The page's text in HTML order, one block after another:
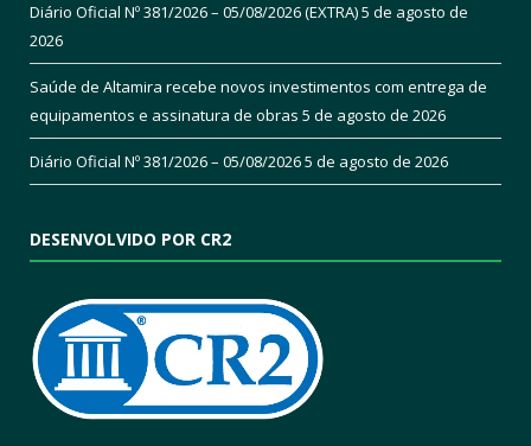
Diário Oficial Nº 381/2026 – 05/08/2026 (EXTRA)5 de agosto de
2026
Saúde de Altamira recebe novos investimentos com entrega de
equipamentos e assinatura de obras 5 de agosto de 2026
Diário Oficial Nº 381/2026 – 05/08/20265 de agosto de 2026
DESENVOLVIDO POR CR2